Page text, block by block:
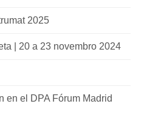
2025
| 20 a 23 novembro 2024
en el DPA Fórum Madrid